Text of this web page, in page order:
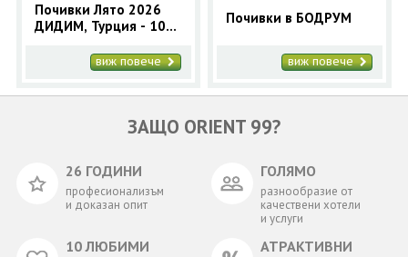
Почивки Лято 2026
ДИДИМ, Турция - 10
програмавиж повече
Почивки в БОДРУМ
виж повече
ЗАЩО ORIENT 99?
26 ГОДИНИ
професионализъм
и доказан опит
ГОЛЯМО
разнообразие от
качествени хотели
и услуги
10 ЛЮБИМИ АТРАКТИВНИ